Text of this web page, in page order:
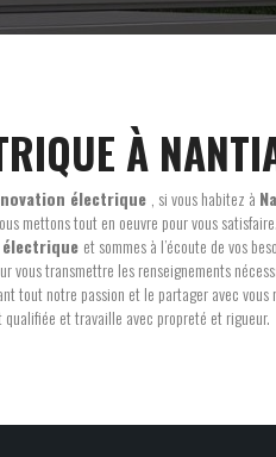
À
électrique , si vous habitez à
mettons tout en oeuvre pour vous
et sommes à l’écoute de vos
vous transmettre les renseignements
tout notre passion et le partager avec vous
et travaille avec propreté et rigueur.